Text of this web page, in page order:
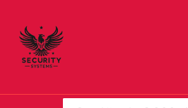
content